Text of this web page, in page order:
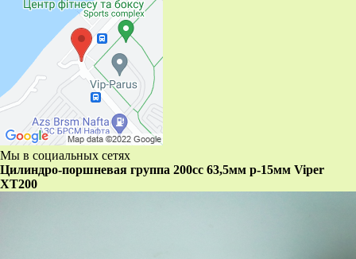
Мы в социальных сетях
Цилиндро-поршневая группа 200сс 63,5мм р-15мм Viper
XT200